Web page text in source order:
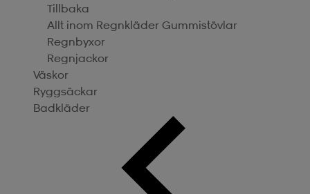
Tillbaka
Allt inom Regnkläder Gummistövlar
Regnbyxor
Regnjackor
Väskor
Ryggsäckar
Badkläder